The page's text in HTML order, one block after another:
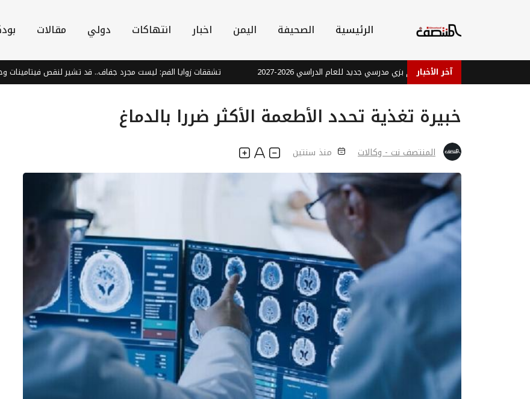
الرئيسية الصحيفة اليمن اخبار انتهاكات دولي مقالات
آخر الأخبار
تعليم شبوة: لا إلزام بزي مدرسي جديد للعام الدراسي 2026-2027 تشققات زوايا الفم: ليست مجرد جفاف.. قد تشير لنقص فيتامينات وحديد!
خبيرة تغذية تحدد الأطعمة الأكثر ضررا بالدماغ
المنتصف نت - وكالات منذ سنتين